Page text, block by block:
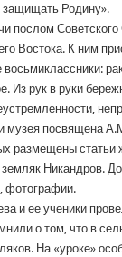
защищать Родину».
послом
Востока. К ним
Из рук в руки
музея посвящена
размещены
Никандров.
фотографии.
и ее ученики
о том, что в
На «уроке»